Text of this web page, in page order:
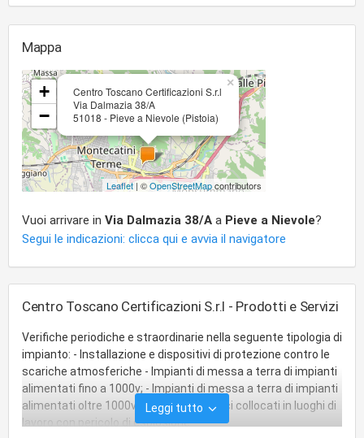
Mappa
Centro Toscano Certificazioni S.r.l
Via Dalmazia 38/A
51018 - Pieve a Nievole (Pistoia)
×
+
−
Leaflet| ©OpenStreetMapcontributors
Vuoi arrivare in Via Dalmazia 38/A a Pieve a Nievole?
Segui le indicazioni: clicca qui e avvia il navigatore
Centro Toscano Certificazioni S.r.l - Prodotti e Servizi
Verifiche periodiche e straordinarie nella seguente tipologia di
impianto: - Installazione e dispositivi di protezione contro le
scariche atmosferiche - Impianti di messa a terra di impianti
alimentati fino a 1000v; - Impianti di messa a terra di impianti
alimentati oltre 1000v; - Impianti elettrici collocati in luoghi di
lavoro con pericolo di esplosione
Leggi tutto